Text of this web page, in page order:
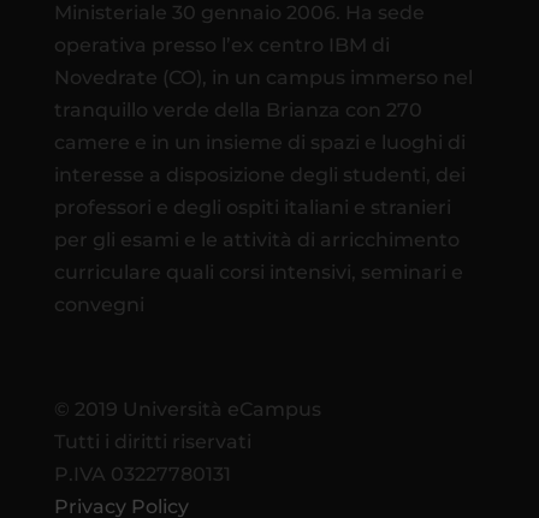
Ministeriale 30 gennaio 2006. Ha sede
operativa presso l’ex centro IBM di
Novedrate (CO), in un campus immerso nel
tranquillo verde della Brianza con 270
camere e in un insieme di spazi e luoghi di
interesse a disposizione degli studenti, dei
professori e degli ospiti italiani e stranieri
per gli esami e le attività di arricchimento
curriculare quali corsi intensivi, seminari e
convegni
© 2019 Università eCampus
Tutti i diritti riservati
P.IVA 03227780131
Privacy Policy